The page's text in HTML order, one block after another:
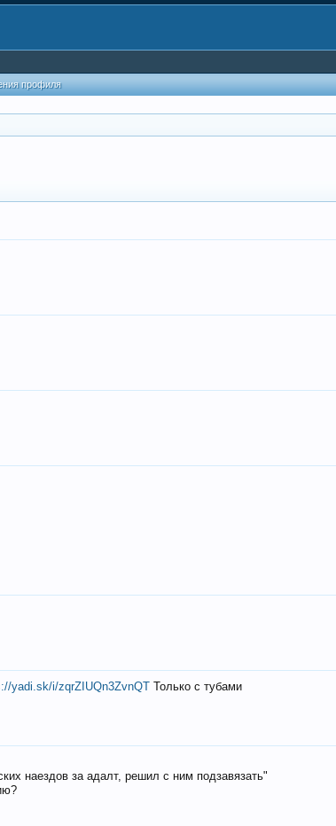
yadi.sk/i/zqrZIUQn3ZvnQT Только с тубами
наездов за адалт, решил с ним подзавязать"
профиля